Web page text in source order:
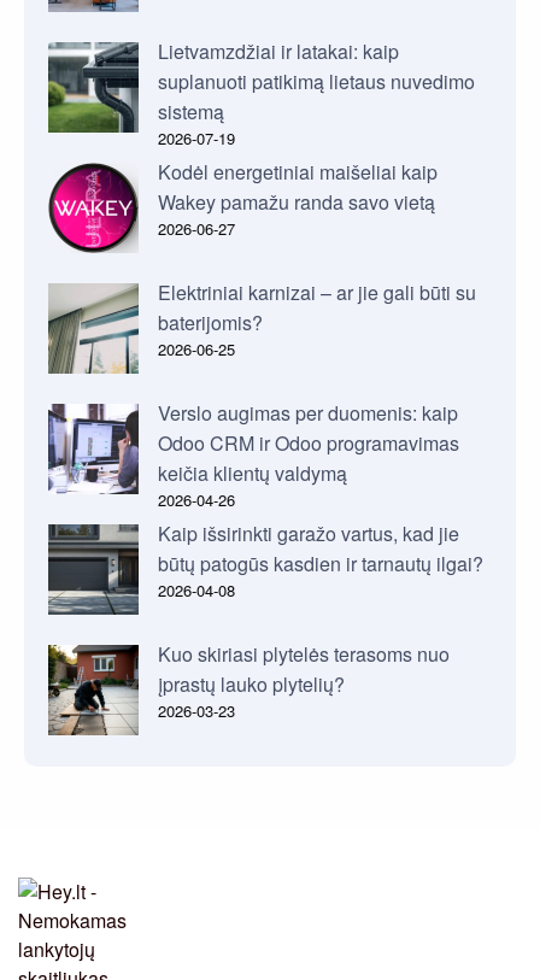
Lietvamzdžiai ir latakai: kaip
suplanuoti patikimą lietaus nuvedimo
sistemą
2026-07-19
Kodėl energetiniai maišeliai kaip
Wakey pamažu randa savo vietą
2026-06-27
Elektriniai karnizai – ar jie gali būti su
baterijomis?
2026-06-25
Verslo augimas per duomenis: kaip
Odoo CRM ir Odoo programavimas
keičia klientų valdymą
2026-04-26
Kaip išsirinkti garažo vartus, kad jie
būtų patogūs kasdien ir tarnautų ilgai?
2026-04-08
Kuo skiriasi plytelės terasoms nuo
įprastų lauko plytelių?
2026-03-23